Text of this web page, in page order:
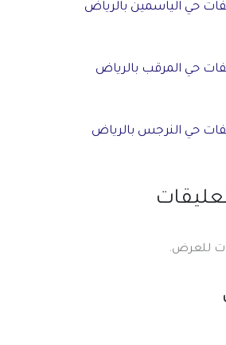
حي الياسمين بالرياض
حي المرقب بالرياض
حي النرجس بالرياض
للعرض.